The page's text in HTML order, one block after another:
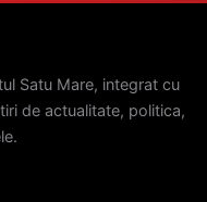
Satu Mare, integrat cu
de actualitate, politica,